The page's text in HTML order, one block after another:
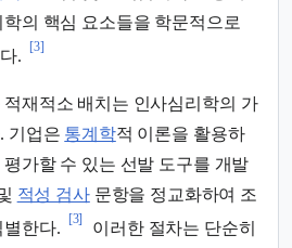
의 핵심 요소들을 학문적으로
.
[3]
재적소 배치는 인사심리학의 가
기업은 통계학적 이론을 활용하
가할 수 있는 선발 도구를 개발
적성 검사문항을 정교화하여 조
별한다.
[3]
이러한 절차는 단순히